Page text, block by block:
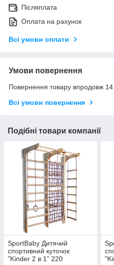
Післяплата
Оплата на рахунок
Всі умови оплати
Умови повернення
Повернення товару впродовж 14
Всі умови повернення
Подібні товари компанії
SportBaby Дитячий
спортивний куточок
"Kinder 2 в 1" 220